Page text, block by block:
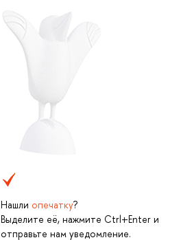
Нашли опечатку?
Выделите её, нажмите Ctrl+Enter и
отправьте нам уведомление.